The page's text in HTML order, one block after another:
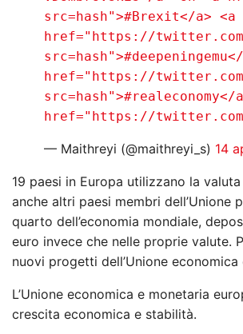
src=hash">#Brexit</a> <a
href="https://twitter.com/
href="https://twitter.com/
src=hash">#realeconomy</
href="https://twitter.com/
— Maithreyi (@maithreyi_s) 14
19 paesi in Europa utilizzano la
anche altri paesi membri dell’Unione
quarto dell’economia mondiale,
euro invece che nelle proprie valute.
nuovi progetti dell’Unione
L’Unione economica e monetaria
crescita economica e stabilità.